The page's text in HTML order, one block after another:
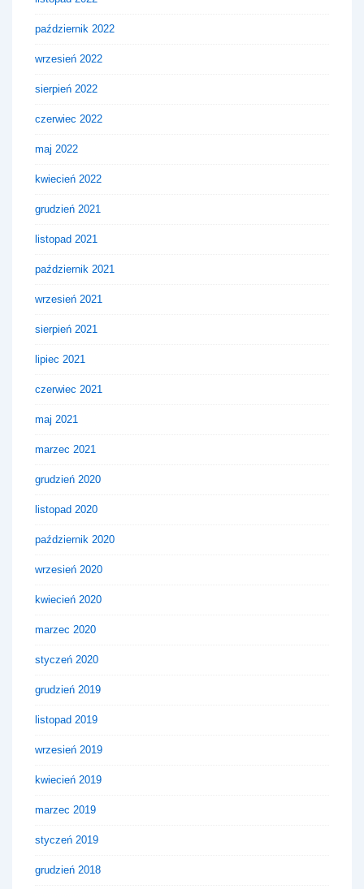
październik 2022
wrzesień 2022
sierpień 2022
czerwiec 2022
maj 2022
kwiecień 2022
grudzień 2021
listopad 2021
październik 2021
wrzesień 2021
sierpień 2021
lipiec 2021
czerwiec 2021
maj 2021
marzec 2021
grudzień 2020
listopad 2020
październik 2020
wrzesień 2020
kwiecień 2020
marzec 2020
styczeń 2020
grudzień 2019
listopad 2019
wrzesień 2019
kwiecień 2019
marzec 2019
styczeń 2019
grudzień 2018